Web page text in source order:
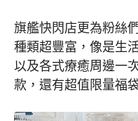
旗艦快閃店更為粉絲
種類超豐富，像是生
以及各式療癒周邊一
款，還有超值限量福